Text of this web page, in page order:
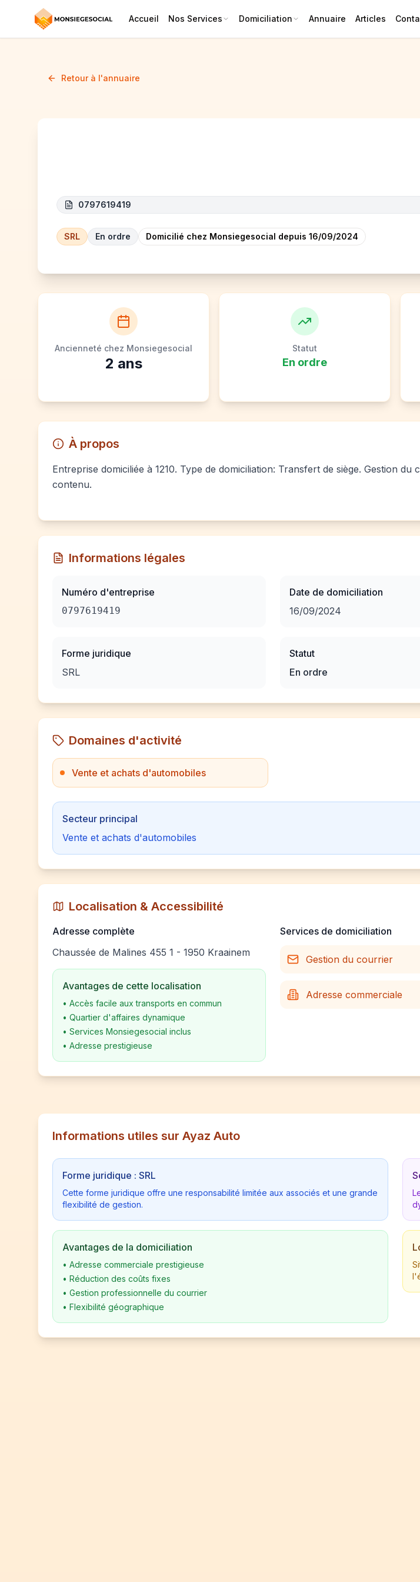
Accueil Nos Services Domiciliation Annuaire Articles
Retour à l'annuaire
0797619419
SRL En ordre Domicilié chez Monsiegesocial depuis 16/09/2024
Ancienneté chez Monsiegesocial
2 ans
Statut
En ordre
À propos
Entreprise domiciliée à 1210. Type de domiciliation: Transfert de siège. Gestion du
contenu.
Informations légales
Numéro d'entreprise
0797619419
Forme juridique
SRL
Date de domiciliation
16/09/2024
Statut
En ordre
Domaines d'activité
Vente et achats d'automobiles
Secteur principal
Vente et achats d'automobiles
Localisation & Accessibilité
Adresse complète
Chaussée de Malines 455 1 - 1950 Kraainem
Avantages de cette localisation
• Accès facile aux transports en commun
• Quartier d'affaires dynamique
• Services Monsiegesocial inclus
• Adresse prestigieuse
Services de domiciliation
Gestion du courrier
Adresse commerciale
Informations utiles sur Ayaz Auto
Forme juridique : SRL
Cette forme juridique offre une responsabilité limitée aux associés et une grande
flexibilité de gestion.
Avantages de la domiciliation
• Adresse commerciale prestigieuse
• Réduction des coûts fixes
• Gestion professionnelle du courrier
• Flexibilité géographique